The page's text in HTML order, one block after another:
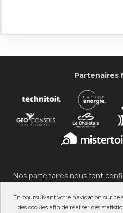
En poursuivant votre navigation sur ce
des cookies afin de réaliser des
Partenaires
Nos partenaires nous font